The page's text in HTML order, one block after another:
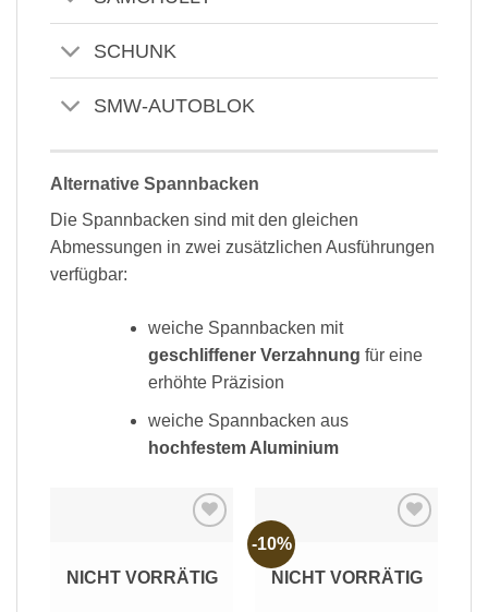
SCHUNK
SMW-AUTOBLOK
Alternative Spannbacken
Die Spannbacken sind mit den gleichen
Abmessungen in zwei zusätzlichen Ausführungen
verfügbar:
weiche Spannbacken mit
geschliffener Verzahnung für eine
erhöhte Präzision
weiche Spannbacken aus
hochfestem Aluminium
NICHT VORRÄTIG
-10%
NICHT VORRÄTIG